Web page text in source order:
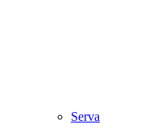
Serva